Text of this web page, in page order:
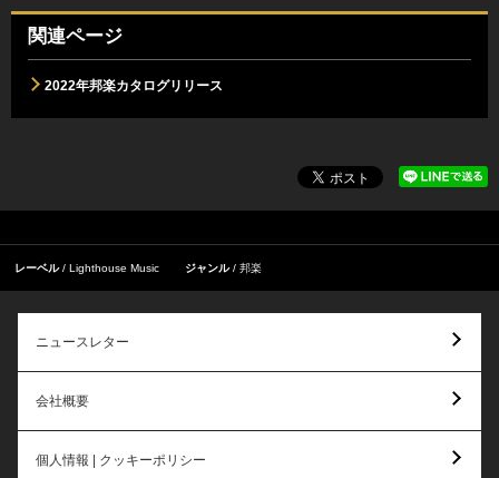
関連ページ
2022年邦楽カタログリリース
レーベル Lighthouse Music ジャンル 邦楽
ニュースレター
会社概要
個人情報 | クッキーポリシー